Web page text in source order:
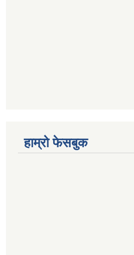
हाम्रो फेसबुक